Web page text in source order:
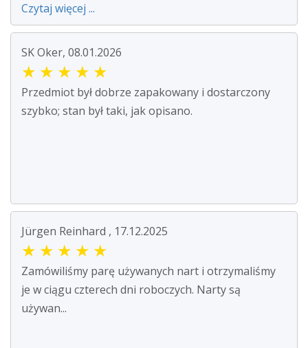
Czytaj więcej ...
SK Oker, 08.01.2026
★ ★ ★ ★ ★
Przedmiot był dobrze zapakowany i dostarczony
szybko; stan był taki, jak opisano.
Jürgen Reinhard , 17.12.2025
★ ★ ★ ★ ★
Zamówiliśmy parę używanych nart i otrzymaliśmy
je w ciągu czterech dni roboczych. Narty są
używan...